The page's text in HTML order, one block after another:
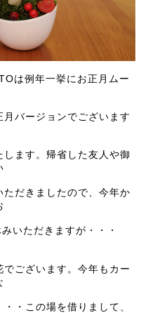
は例年一挙にお正月ムー
バージョンでございます
ます。帰省した友人や御
だきましたので、今年か
いただきますが・・・
ございます。今年もカー
・この場を借りまして、